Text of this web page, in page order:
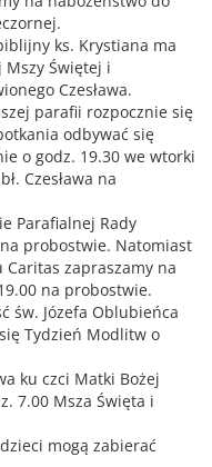
ks. Krystiana ma
Świętej i
Czesława.
parafii rozpocznie się
odbywać się
o godz. 19.30 we wtorki
Czesława na
Parafialnej Rady
probostwie. Natomiast
Caritas zapraszamy na
na probostwie.
św. Józefa Oblubieńca
Tydzień Modlitw o
ku czci Matki Bożej
7.00 Msza Święta i
mogą zabierać